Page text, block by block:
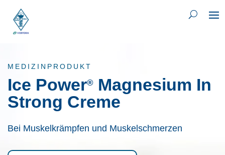
MEDIZINPRODUKT
Ice Power® Magnesium In
Strong Creme
Bei Muskelkrämpfen und Muskelschmerzen